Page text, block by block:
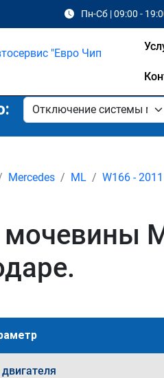
Пн-Сб | 09:00 -
Mercedes ML W166 -